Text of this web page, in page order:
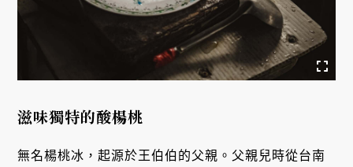
滋味獨特的酸楊桃
無名楊桃冰，起源於王伯伯的父親。父親兒時從台南